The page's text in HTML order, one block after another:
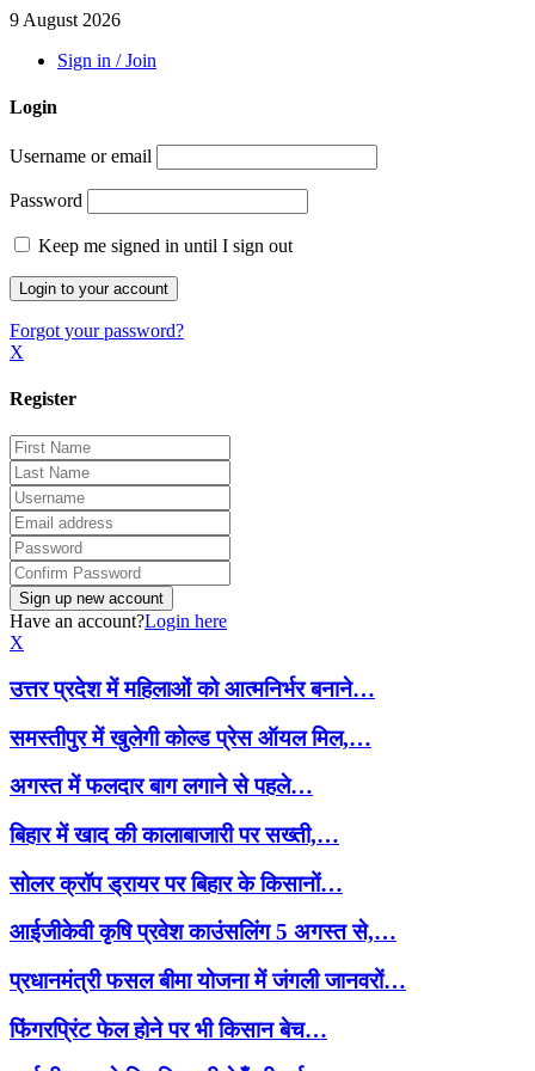
9 August 2026
Sign in / Join
Login
Username or email
Password
Keep me signed in until I sign out
Forgot your password?
X
Register
Have an account?Login here
X
उत्तर प्रदेश में महिलाओं को आत्मनिर्भर बनाने…
समस्तीपुर में खुलेगी कोल्ड प्रेस ऑयल मिल,…
अगस्त में फलदार बाग लगाने से पहले…
बिहार में खाद की कालाबाजारी पर सख्ती,…
सोलर क्रॉप ड्रायर पर बिहार के किसानों…
आईजीकेवी कृषि प्रवेश काउंसलिंग 5 अगस्त से,…
प्रधानमंत्री फसल बीमा योजना में जंगली जानवरों…
फिंगरप्रिंट फेल होने पर भी किसान बेच…